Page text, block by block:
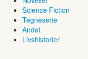
Science Fiction
Tegneserie
Andet
Livshistorier